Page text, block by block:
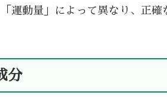
「運動量」によって異なり、正確
分